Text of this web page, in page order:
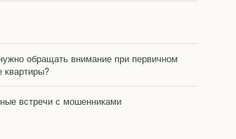
обращать внимание при первичном
квартиры?
встречи с мошенниками